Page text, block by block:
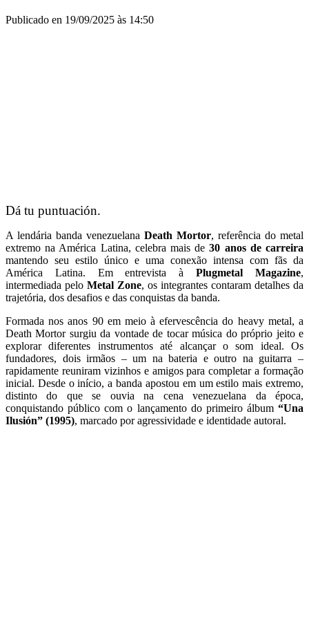
Publicado en 19/09/2025 às 14:50
Dá tu puntuación.
A lendária banda venezuelana Death Mortor, referência do metal
extremo na América Latina, celebra mais de30 anos de carreira
mantendo seu estilo único e uma conexão intensa com fãs da
América Latina. Em entrevista àPlugmetal Magazine,
intermediada pelo Metal Zone, os integrantes contaram detalhes da
trajetória, dos desafios e das conquistas da banda.
Formada nos anos 90 em meio à efervescência do heavy metal, a
Death Mortor surgiu da vontade de tocar música do próprio jeito e
explorar diferentes instrumentos até alcançar o som ideal. Os
fundadores, dois irmãos – um na bateria e outro na guitarra –
rapidamente reuniram vizinhos e amigos para completar a formação
inicial. Desde o início, a banda apostou em um estilo mais extremo,
distinto do que se ouvia na cena venezuelana da época,
conquistando público com o lançamento do primeiro álbum “Una
Ilusión” (1995), marcado por agressividade e identidade autoral.